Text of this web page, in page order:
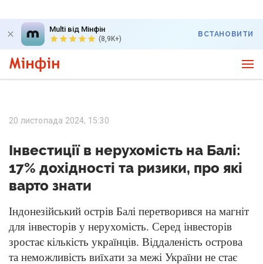
Multi від Мінфін
(8,9K+)
ВСТАНОВИТИ
20 листопада 2024, 15:30
Інвестиції в нерухомість на Балі:
17% дохідності та ризики, про які
варто знати
Індонезійський острів Балі перетворився на магніт
для інвесторів у нерухомість. Серед інвесторів
зростає кількість українців. Віддаленість острова
та неможливість виїхати за межі України не стає